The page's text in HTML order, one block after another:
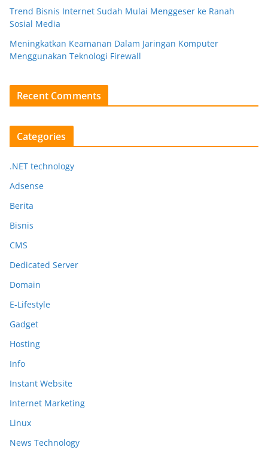
Trend Bisnis Internet Sudah Mulai Menggeser ke Ranah
Sosial Media
Meningkatkan Keamanan Dalam Jaringan Komputer
Menggunakan Teknologi Firewall
Recent Comments
Categories
.NET technology
Adsense
Berita
Bisnis
CMS
Dedicated Server
Domain
E-Lifestyle
Gadget
Hosting
Info
Instant Website
Internet Marketing
Linux
News Technology